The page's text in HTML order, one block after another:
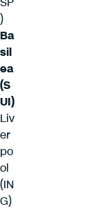
)
Ba
sil
ea
(S
UI)
Liv
er
po
ol
(IN
G)